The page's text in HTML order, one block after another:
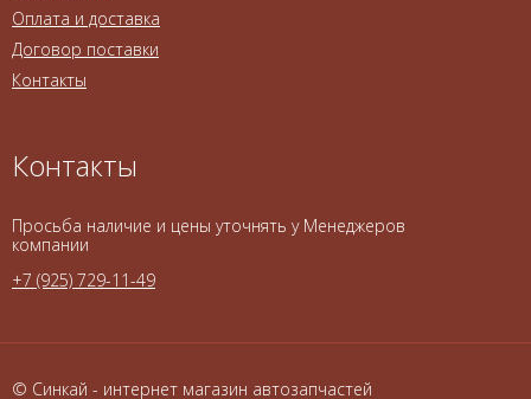
Оплата и доставка
Договор поставки
Контакты
Контакты
Просьба наличие и цены уточнять у Менеджеров
компании
+7 (925) 729-11-49
© Синкай - интернет магазин автозапчастей